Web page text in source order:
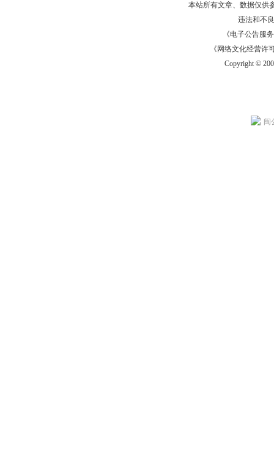
本站所有文章、数据仅供
违法和不
《电子公告服务
《网络文化经营许
Copyright ©
闽